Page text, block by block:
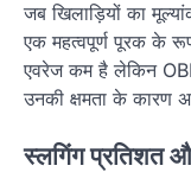
जब खिलाड़ियों का
एक महत्वपूर्ण पूरक के
एवरेज कम है लेकिन
उनकी क्षमता के कारण
स्लगिंग प्रतिशत